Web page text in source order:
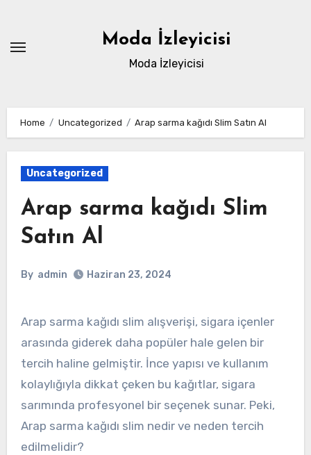
content
Moda İzleyicisi
Moda İzleyicisi
Home Uncategorized Arap sarma kağıdı Slim Satın Al
Uncategorized
Arap sarma kağıdı Slim
Satın Al
By admin Haziran 23, 2024
Arap sarma kağıdı slim alışverişi, sigara içenler
arasında giderek daha popüler hale gelen bir
tercih haline gelmiştir. İnce yapısı ve kullanım
kolaylığıyla dikkat çeken bu kağıtlar, sigara
sarımında profesyonel bir seçenek sunar. Peki,
Arap sarma kağıdı slim nedir ve neden tercih
edilmelidir?